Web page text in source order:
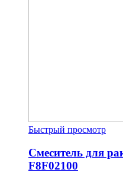
Быстрый просмотр
Смеситель для
F8F02100